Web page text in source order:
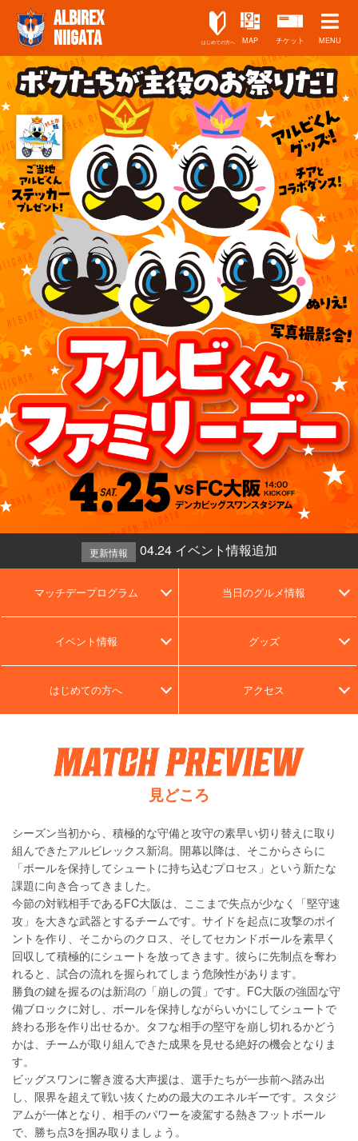
ALBIREX
NIIGATA
チケット
MAP
はじめての方へ MENU
更新情報 04.24 イベント情報追加
マッチデープログラム 当日のグルメ情報
イベント情報 グッズ
はじめての方へ アクセス
見どころ
シーズン当初から、積極的な守備と攻守の素早い切り替えに取り
組んできたアルビレックス新潟。開幕以降は、そこからさらに
「ボールを保持してシュートに持ち込むプロセス」という新たな
課題に向き合ってきました。
今節の対戦相手であるFC大阪は、ここまで失点が少なく「堅守速
攻」を大きな武器とするチームです。サイドを起点に攻撃のポイ
ントを作り、そこからのクロス、そしてセカンドボールを素早く
回収して積極的にシュートを放ってきます。彼らに先制点を奪わ
れると、試合の流れを握られてしまう危険性があります。
勝負の鍵を握るのは新潟の「崩しの質」です。FC大阪の強固な守
備ブロックに対し、ボールを保持しながらいかにしてシュートで
終わる形を作り出せるか。タフな相手の堅守を崩し切れるかどう
かは、チームが取り組んできた成果を見せる絶好の機会となりま
す。
ビッグスワンに響き渡る大声援は、選手たちが一歩前へ踏み出
し、限界を超えて戦い抜くための最大のエネルギーです。スタジ
アムが一体となり、相手のパワーを凌駕する熱きフットボール
で、勝ち点3を掴み取りましょう。